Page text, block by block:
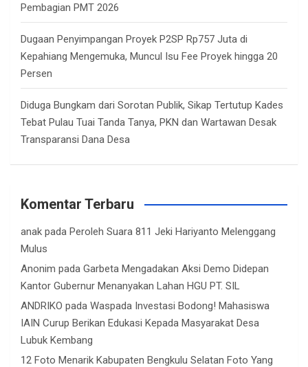
Pembagian PMT 2026
Dugaan Penyimpangan Proyek P2SP Rp757 Juta di
Kepahiang Mengemuka, Muncul Isu Fee Proyek hingga 20
Persen
Diduga Bungkam dari Sorotan Publik, Sikap Tertutup Kades
Tebat Pulau Tuai Tanda Tanya, PKN dan Wartawan Desak
Transparansi Dana Desa
Komentar Terbaru
anak pada Peroleh Suara 811 Jeki Hariyanto Melenggang
Mulus
Anonim pada Garbeta Mengadakan Aksi Demo Didepan
Kantor Gubernur Menanyakan Lahan HGU PT. SIL
ANDRIKO pada Waspada Investasi Bodong! Mahasiswa
IAIN Curup Berikan Edukasi Kepada Masyarakat Desa
Lubuk Kembang
12 Foto Menarik Kabupaten Bengkulu Selatan Foto Yang